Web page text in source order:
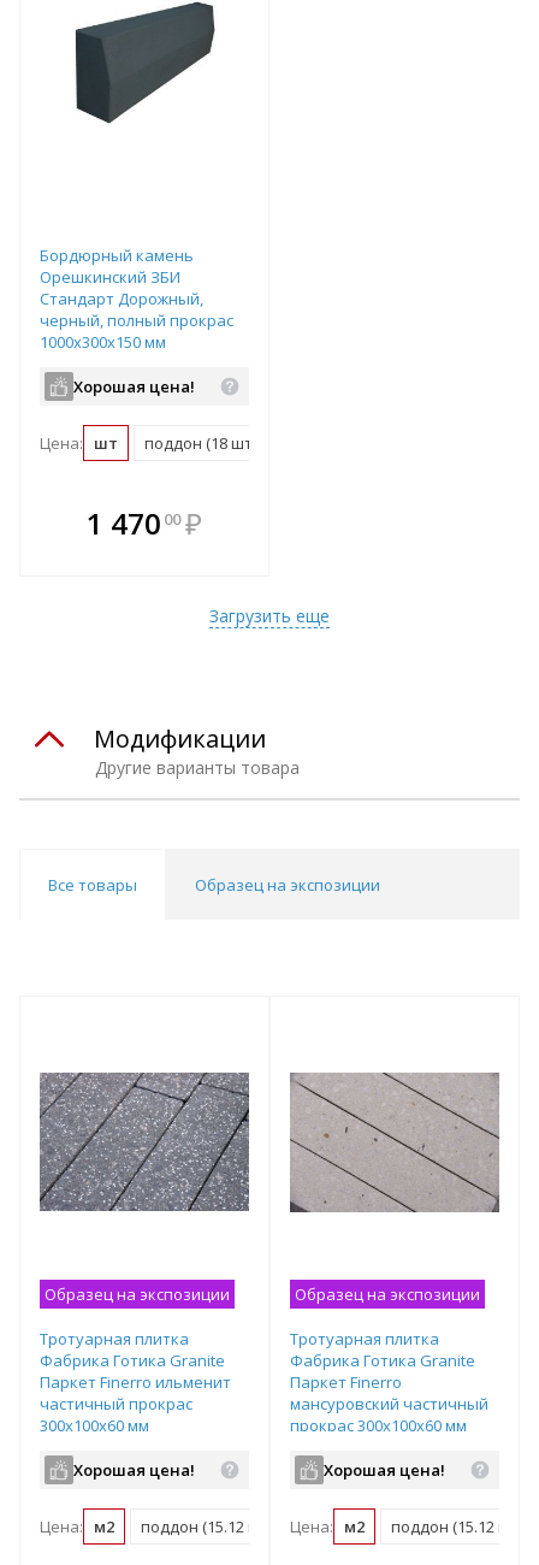
Бордюрный камень
Орешкинский ЗБИ
Стандарт Дорожный,
черный, полный прокрас
1000х300х150 мм
Хорошая цена!
Цена: шт поддон (18 шт)
1 470 00 ₽
Загрузить еще
Другие варианты товара
Модификации
Все товары Образец на экспозиции
Образец на экспозиции
Тротуарная плитка
Фабрика Готика Granite
Паркет Finerro ильменит
частичный прокрас
300х100х60 мм
Хорошая цена!
Цена: м2 поддон (15.12 м2)
Образец на экспозиции
Тротуарная плитка
Фабрика Готика Granite
Паркет Finerro
мансуровский частичный
прокрас 300х100х60 мм
Хорошая цена!
Цена: м2 поддон (15.12 м2)